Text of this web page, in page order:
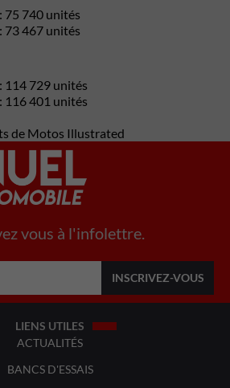
75 740 unités
73 467 unités
114 729 unités
116 401 unités
de Motos Illustrated
vous à l'infolettre.
LIENS UTILES
ACTUALITÉS
BANCS D'ESSAIS